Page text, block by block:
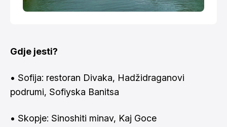
Gdje jesti?
• Sofija: restoran Divaka, Hadžidraganovi
podrumi, Sofiyska Banitsa
• Skopje: Sinoshiti minav, Kaj Goce